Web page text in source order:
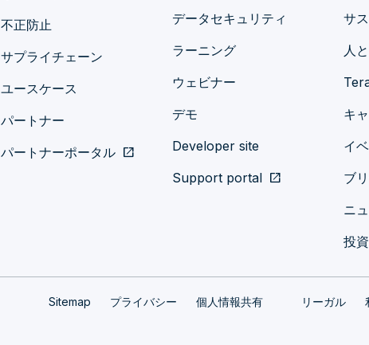
不正防止
サプライチェーン
ユースケース
パートナー
パートナーポータル open_in_new
データセキュリティ
ラーニング
ウェビナー
デモ
Developer site
Support portal open_in_new
サ
人
キ
イ
ブ
ニ
投
Sitemap プライバシー 個人情報共有 リーガル